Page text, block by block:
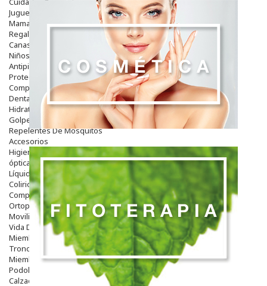
Juguetes
Mama
Regalos
Canastilla
Niños
Antipiojos
Protección Solar
Complementos Alimentarios
Dentales
Hidratantes
Golpes Y Hematomas
Repelentes De Mosquitos
Accesorios
Higiene
óptica
Líquidos Lentillas
Colirios
Complementos Alimentarios.
Ortopedia - Accesorios
Movilidad
Vida Diaria
Miembro Superior
Tronco
Miembro Inferior
Podología
Calzado